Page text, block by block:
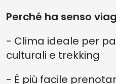
Perché ha senso
- Clima ideale per
culturali e trekking
- È più facile